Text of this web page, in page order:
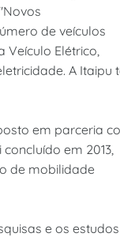
de veículos
Elétrico,
A Itaipu
em parceria
em 2013,
de mobilidade
e os estudos